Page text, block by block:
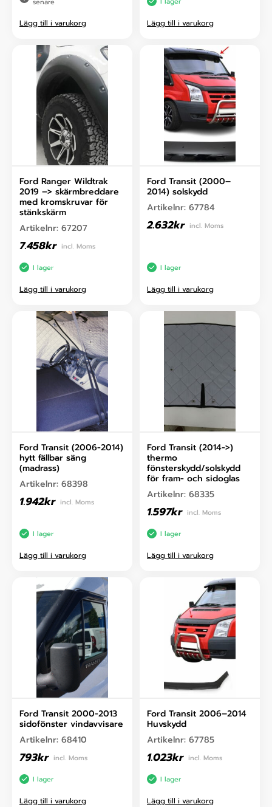
senare
Lägg till i varukorg Lägg till i varukorg
Ford Ranger Wildtrak
2019 –> skärmbreddare
med kromskruvar för
stänkskärm
Artikelnr: 67207
7.458kr incl. Moms
I lager
Lägg till i varukorg
Ford Transit (2000–
2014) solskydd
Artikelnr: 67784
2.632kr incl. Moms
I lager
Lägg till i varukorg
Ford Transit (2006-2014)
hytt fällbar säng
(madrass)
Artikelnr: 68398
1.942kr incl. Moms
I lager
Lägg till i varukorg
Ford Transit (2014->)
thermo
fönsterskydd/solskydd
för fram- och sidoglas
Artikelnr: 68335
1.597kr incl. Moms
I lager
Lägg till i varukorg
Ford Transit 2000-2013
sidofönster vindavvisare
Artikelnr: 68410
793kr incl. Moms
I lager
Lägg till i varukorg
Ford Transit 2006–2014
Huvskydd
Artikelnr: 67785
1.023kr incl. Moms
I lager
Lägg till i varukorg